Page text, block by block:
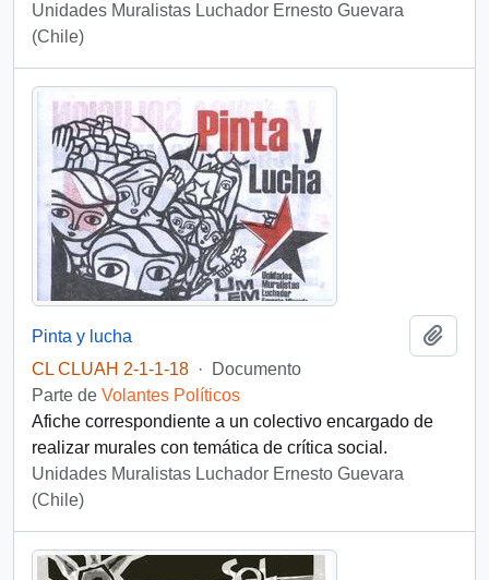
Unidades Muralistas Luchador Ernesto Guevara
(Chile)
Pinta y lucha
CL CLUAH 2-1-1-18 ·
Documento
Parte de Volantes Políticos
Afiche correspondiente a un colectivo encargado de
realizar murales con temática de crítica social.
Unidades Muralistas Luchador Ernesto Guevara
(Chile)